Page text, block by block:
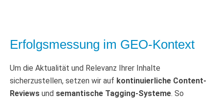
Erfolgsmessung im GEO-Kontext
Um die Aktualität und Relevanz Ihrer Inhalte
sicherzustellen, setzen wir auf kontinuierliche Content-
Reviews und semantische Tagging-Systeme. So